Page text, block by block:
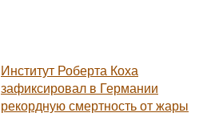
Институт Роберта Коха
зафиксировал в Германии
рекордную смертность от жары